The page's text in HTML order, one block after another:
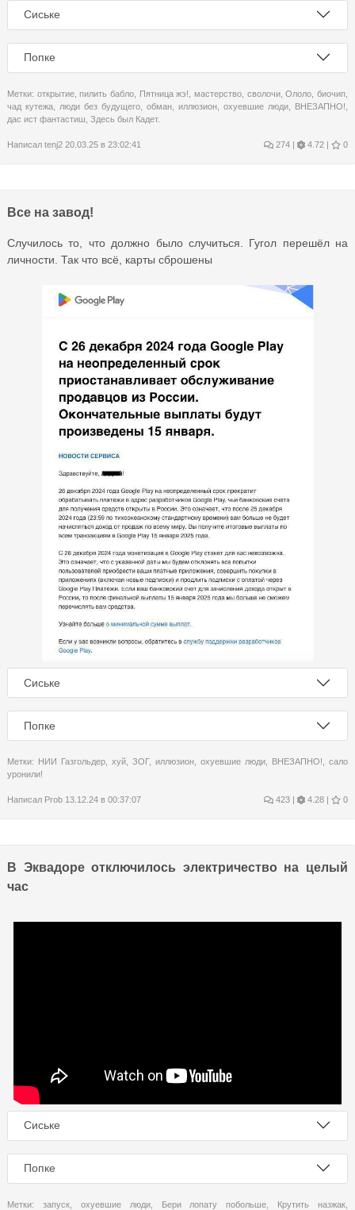
Сиське
Попке
Метки: открытие,пилить бабло Пятница жэ! ,мастерство сволочи,Ололо ,биочип
чад кутежа
люди без будущего обман иллюзион охуевшие люди ВНЕЗАПНО!
дас ист фантастиш Здесь был Кадет.
Написал tenj2 20.03.25 в 23:02:41 274 4.72 | 0
Все на завод!
Случилось то, что должно было случиться. Гугол перешёл на
личности. Так что всё, карты сброшены
Сиське
Попке
Метки: НИИ Газгольдер, хуй, ЗОГ, иллюзион, охуевшие люди, ВНЕЗАПНО!, сало
уронили!
Написал Prob 13.12.24 в 00:37:07 423 4.28 | 0
В Эквадоре отключилось электричество на целый
час
Сиське
Попке
Метки: запуск, охуевшие люди, Бери лопату побольше Крутить назжак